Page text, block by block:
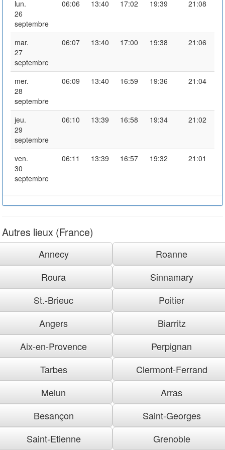
lun.
26
septembre
06:06 13:40 17:02 19:39 21:08
mar.
27
septembre
06:07 13:40 17:00 19:38 21:06
mer.
28
septembre
06:09 13:40 16:59 19:36 21:04
jeu.
29
septembre
06:10 13:39 16:58 19:34 21:02
ven.
30
septembre
06:11 13:39 16:57 19:32 21:01
Autres lieux (France)
Annecy
Roanne
Roura
Sinnamary
St.-Brieuc
Poitier
Angers
Biarritz
Aix-en-Provence
Perpignan
Tarbes
Clermont-Ferrand
Melun
Arras
Besançon
Saint-Georges
Saint-Etienne
Grenoble